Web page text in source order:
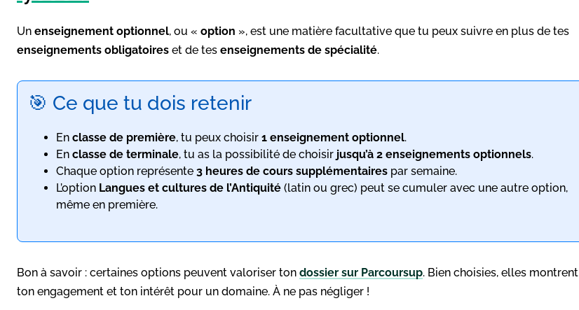
Un enseignement optionnel, ou « option », est une matière facultative que tu peux suivre en plus de tes
enseignements obligatoires et de tes enseignements de spécialité.
🎯 Ce que tu dois retenir
En classe de première, tu peux choisir 1 enseignement optionnel.
En classe de terminale, tu as la possibilité de choisir jusqu’à 2 enseignements optionnels.
Chaque option représente 3 heures de cours supplémentaires par semaine.
L’option Langues et cultures de l’Antiquité (latin ou grec) peut se cumuler avec une autre option,
même en première.
Bon à savoir : certaines options peuvent valoriser ton dossier sur Parcoursup. Bien choisies, elles montrent
ton engagement et ton intérêt pour un domaine. À ne pas négliger !